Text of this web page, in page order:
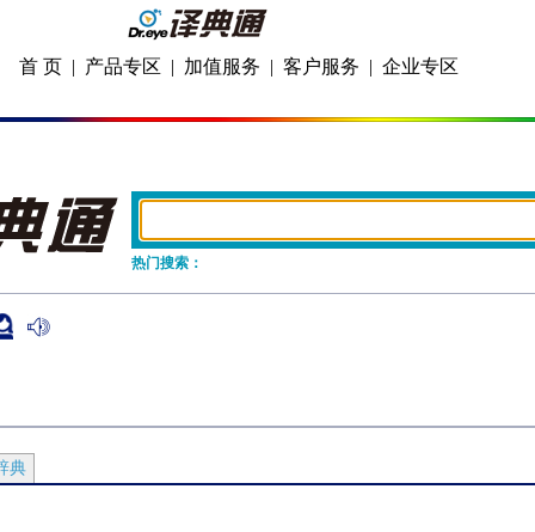
首 页 | 产品专区 | 加值服务 | 客户服务 | 企业专区
热门搜索：
典